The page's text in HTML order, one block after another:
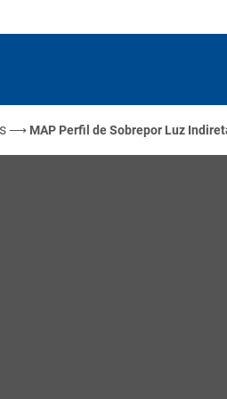
⟶ MAP Perfil de Sobrepor Luz